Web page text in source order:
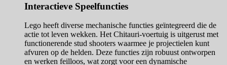
Interactieve Speelfuncties
Lego heeft diverse mechanische functies geïntegreerd die de
actie tot leven wekken. Het Chitauri-voertuig is uitgerust met
functionerende stud shooters waarmee je projectielen kunt
afvuren op de helden. Deze functies zijn robuust ontworpen
en werken feilloos, wat zorgt voor een dynamische